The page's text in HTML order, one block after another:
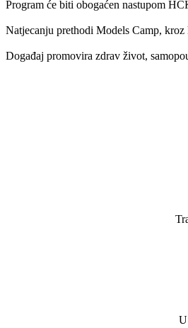
Program će biti obogaćen nastupom
Natjecanju prethodi Models Camp,
Događaj promovira zdrav život,